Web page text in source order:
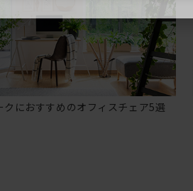
クにおすすめのオフィスチェア5選